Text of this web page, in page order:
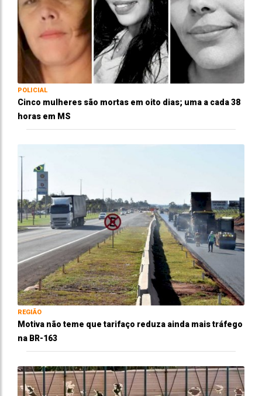
POLICIAL
Cinco mulheres são mortas em oito dias; uma a cada 38
horas em MS
REGIÃO
Motiva não teme que tarifaço reduza ainda mais tráfego
na BR-163